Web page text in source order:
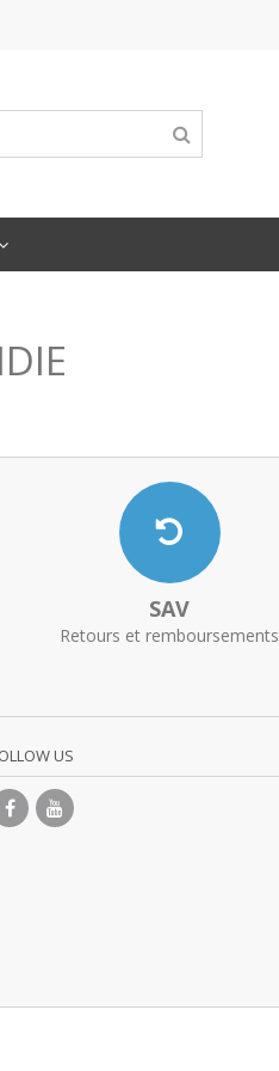
SAV
Retours et remboursements
US